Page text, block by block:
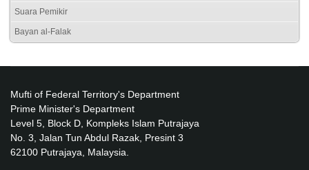
Suara Pemikir
Bayan al-Falak
Mufti of Federal Territory's Department
Prime Minister's Department
Level 5, Block D, Kompleks Islam Putrajaya
No. 3, Jalan Tun Abdul Razak, Presint 3
62100 Putrajaya, Malaysia.